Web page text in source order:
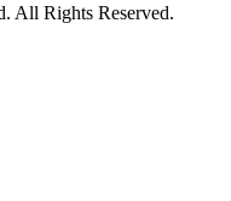
All Rights Reserved.